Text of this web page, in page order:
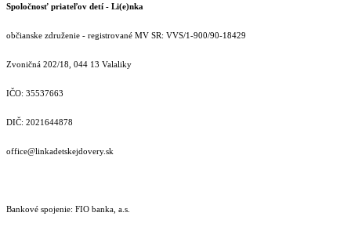
Spoločnosť priateľov detí - Li(e)nka
občianske združenie - registrované MV SR: VVS/1-900/90-18429
Zvoničná 202/18, 044 13 Valaliky
IČO: 35537663
DIČ: 2021644878
office@linkadetskejdovery.sk
Bankové spojenie: FIO banka, a.s.